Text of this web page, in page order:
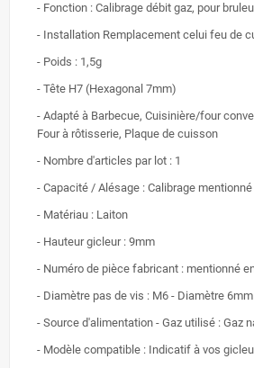
- Fonction : Calibrage débit gaz, pour
- Installation Remplacement celui feu de
- Poids : 1,5g
- Tête H7 (Hexagonal 7mm)
- Adapté à Barbecue, Cuisinière/four
Four à rôtisserie, Plaque de cuisson
- Nombre d'articles par lot : 1
- Capacité / Alésage : Calibrage
- Matériau : Laiton
- Hauteur gicleur : 9mm
- Numéro de pièce fabricant : mentionné
- Diamètre pas de vis : M6 - Diamètre
- Source d'alimentation - Gaz utilisé : Gaz
- Modèle compatible : Indicatif à vos